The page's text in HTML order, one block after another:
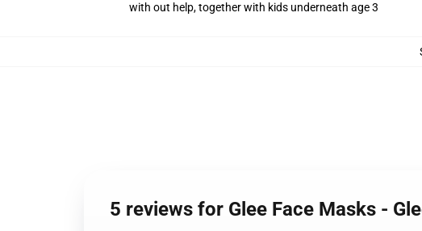
with out help, together with kids underneath age 3
5 reviews for Glee Face Masks -